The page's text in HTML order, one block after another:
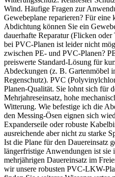
Wind. Häufige Fragen zur
Gewebeplane reparieren? Für
Abdichtung können Sie ein
dauerhafte Reparatur (Flicken
bei PVC-Planen ist leider nicht
zwischen PE- und PVC-Planen?
preiswerte Standard-Lösung für
Abdeckungen (z. B. Gartenmöbel
Regenschutz). PVC
Planen-Qualität. Sie lohnt sich für
Mehrjahreseinsatz, hohe
Witterung. Wie befestige ich die
den Messing-Ösen eignen sich
Expanderseile oder robuste
ausreichende aber nicht zu starke
Ist die Plane für den Dauereinsatz
längerfristige Anwendungen ist sie
mehrjährigen Dauereinsatz im
wir unsere robusten PVC-LKW-